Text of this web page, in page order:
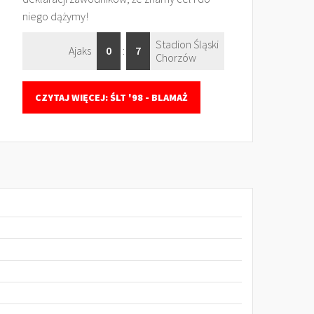
niego dążymy!
Ajaks 0 : 7
Stadion Śląski
Chorzów
CZYTAJ WIĘCEJ: ŚLT '98 - BLAMAŻ